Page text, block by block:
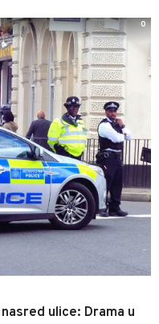
ulice: Drama u
0